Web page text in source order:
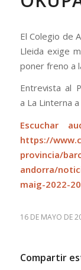
El Colegio de
Lleida exige
poner freno a
Entrevista al
a La Linterna
Escuchar
https://
provincia/
andorra/
maig-2022-
16 DE MAYO DE
Compartir